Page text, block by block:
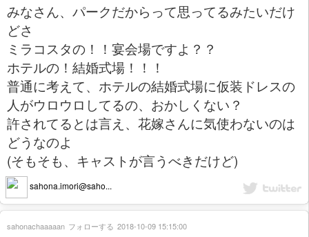
みなさん、パークだからって思ってるみたいだけ
どさ
ミラコスタの！！宴会場ですよ？？
ホテルの！結婚式場！！！
普通に考えて、ホテルの結婚式場に仮装ドレスの
人がウロウロしてるの、おかしくない？
許されてるとは言え、花嫁さんに気使わないのは
どうなのよ
(そもそも、キャストが言うべきだけど)
sahona.imori@saho...
sahonachaaaaan フォローする 2018-10-09 15:15:00